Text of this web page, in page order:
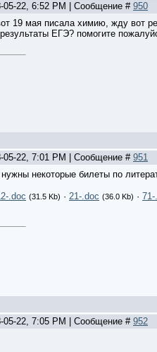
05-22, 6:52 PM | Сообщение # 950
19 мая писала химию, жду вот
ЕГЭ? помогите
05-22, 7:01 PM | Сообщение # 951
некоторые билеты по
.doc (31.5 Kb) · 21-.doc (36.0 Kb) ·
05-22, 7:05 PM | Сообщение # 952